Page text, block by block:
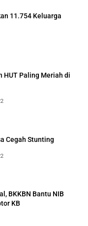
11.754 Keluarga
HUT Paling Meriah di
Cegah Stunting
BKKBN Bantu NIB
KB